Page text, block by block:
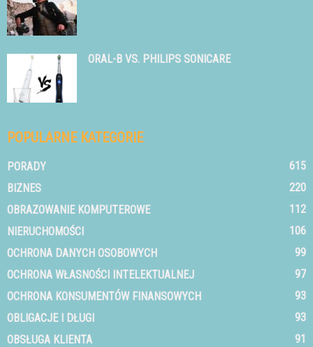
ORAL-B VS. PHILIPS SONICARE
POPULARNE KATEGORIE
PORADY
615
BIZNES
220
OBRAZOWANIE KOMPUTEROWE
112
NIERUCHOMOŚCI
106
OCHRONA DANYCH OSOBOWYCH
99
OCHRONA WŁASNOŚCI INTELEKTUALNEJ
97
OCHRONA KONSUMENTÓW FINANSOWYCH
93
OBLIGACJE I DŁUGI
93
OBSŁUGA KLIENTA
91